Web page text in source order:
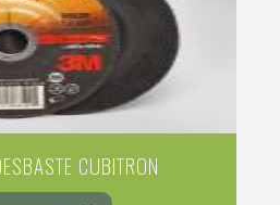
CUBITRON